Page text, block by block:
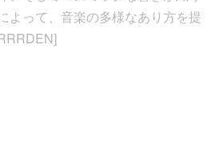
よって、音楽の多様なあり方を提